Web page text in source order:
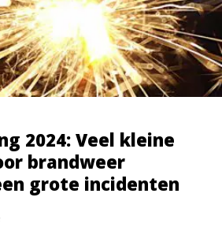
2024: Veel kleine
brandweer
grote incidenten